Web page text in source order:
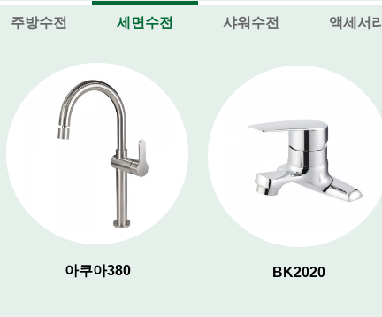
주방수전 세면수전 샤워수전 액세서리
아쿠아380 BK2020